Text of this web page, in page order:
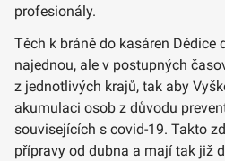
profesionály.
Těch k bráně do kasáren Dědice
najednou, ale v postupných
z jednotlivých krajů, tak aby
akumulaci osob z důvodu
souvisejících s covid-19. Takto
přípravy od dubna a mají tak již